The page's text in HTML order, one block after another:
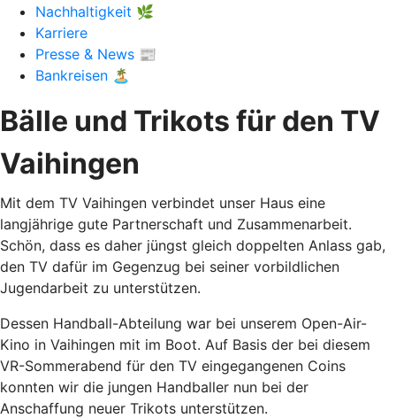
Nachhaltigkeit 🌿
Karriere
Presse & News 📰
Bankreisen 🏝️
Bälle und Trikots für den TV
Vaihingen
Mit dem TV Vaihingen verbindet unser Haus eine
langjährige gute Partnerschaft und Zusammenarbeit.
Schön, dass es daher jüngst gleich doppelten Anlass gab,
den TV dafür im Gegenzug bei seiner vorbildlichen
Jugendarbeit zu unterstützen.
Dessen Handball-Abteilung war bei unserem Open-Air-
Kino in Vaihingen mit im Boot. Auf Basis der bei diesem
VR-Sommerabend für den TV eingegangenen Coins
konnten wir die jungen Handballer nun bei der
Anschaffung neuer Trikots unterstützen.